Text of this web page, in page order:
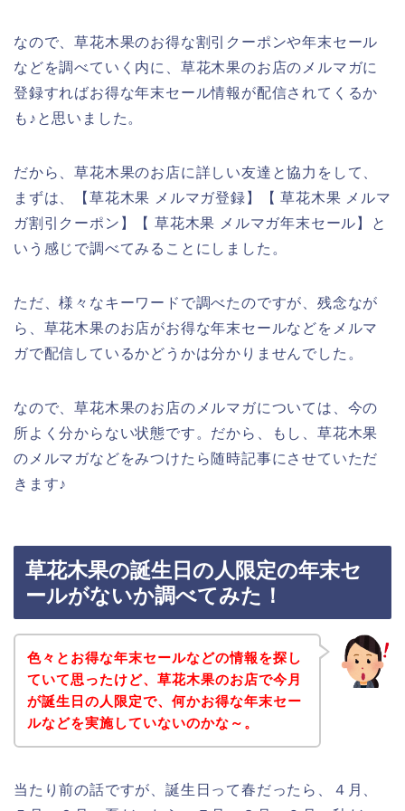
なので、草花木果のお得な割引クーポンや年末セール
などを調べていく内に、草花木果のお店のメルマガに
登録すればお得な年末セール情報が配信されてくるか
も♪と思いました。
だから、草花木果のお店に詳しい友達と協力をして、
まずは、【草花木果 メルマガ登録】【 草花木果 メルマ
ガ割引クーポン】【 草花木果 メルマガ年末セール】と
いう感じで調べてみることにしました。
ただ、様々なキーワードで調べたのですが、残念なが
ら、草花木果のお店がお得な年末セールなどをメルマ
ガで配信しているかどうかは分かりませんでした。
なので、草花木果のお店のメルマガについては、今の
所よく分からない状態です。だから、もし、草花木果
のメルマガなどをみつけたら随時記事にさせていただ
きます♪
草花木果の誕生日の人限定の年末セ
ールがないか調べてみた！
色々とお得な年末セールなどの情報を探し
ていて思ったけど、草花木果のお店で今月
が誕生日の人限定で、何かお得な年末セー
ルなどを実施していないのかな～。
当たり前の話ですが、誕生日って春だったら、４月、